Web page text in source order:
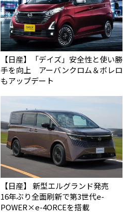
【日産】「デイズ」安全性と使い勝
手を向上 アーバンクロム＆ボレロ
もアップデート
【日産】 新型エルグランド発売
16年ぶり全面刷新で第3世代e-
POWER×e-4ORCEを搭載